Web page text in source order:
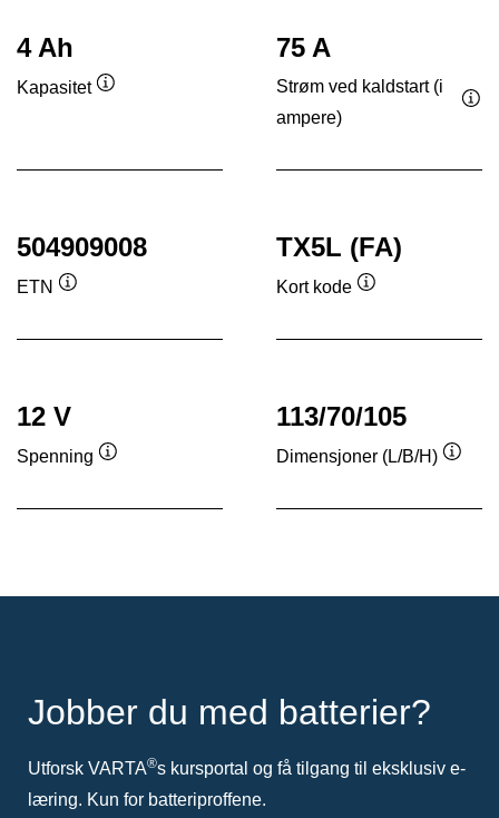
4 Ah
Kapasitet
75 A
Strøm ved kaldstart (i
ampere)
504909008
ETN
TX5L (FA)
Kort kode
12 V
Spenning
113/70/105
Dimensjoner (L/B/H)
Jobber du med batterier?
Utforsk VARTA®s kursportal og få tilgang til eksklusiv e-
læring. Kun for batteriproffene.